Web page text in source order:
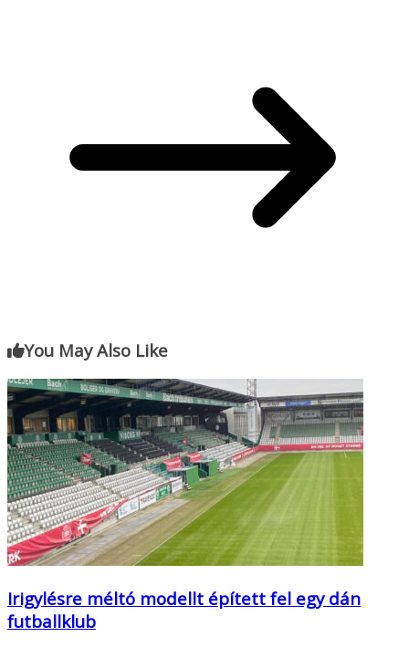
You May Also Like
Irigylésre méltó modellt épített fel egy dán
futballklub